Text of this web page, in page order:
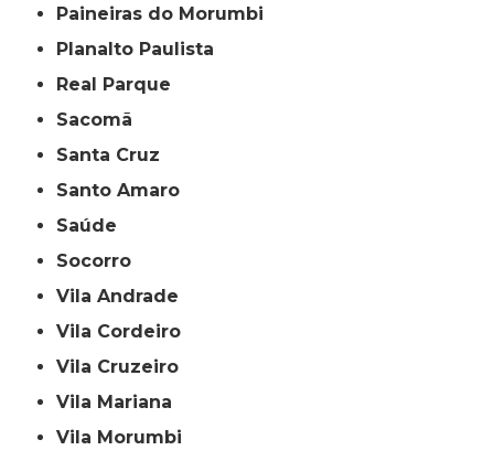
Paineiras do Morumbi
Planalto Paulista
Real Parque
Sacomã
Santa Cruz
Santo Amaro
Saúde
Socorro
Vila Andrade
Vila Cordeiro
Vila Cruzeiro
Vila Mariana
Vila Morumbi